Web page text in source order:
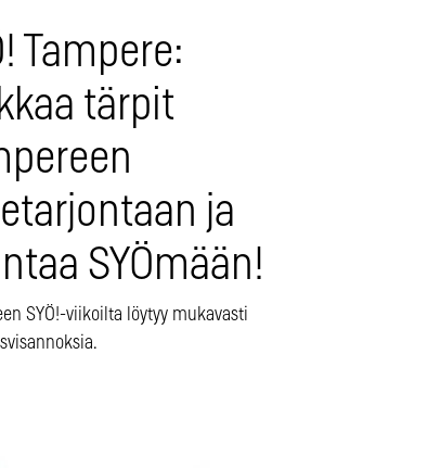
Tampere:
tärpit
ja
SYÖmään!
SYÖ!-viikoilta löytyy mukavasti